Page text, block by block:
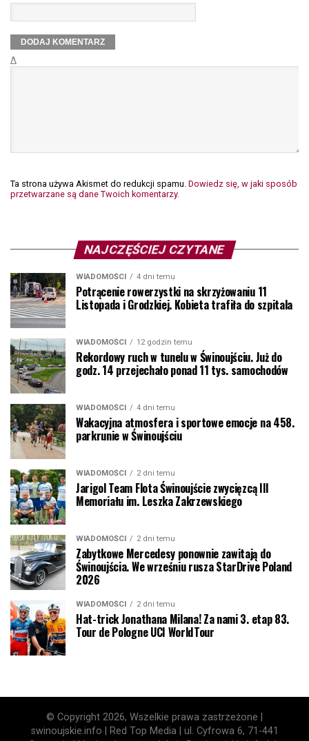
Δ
Ta strona używa Akismet do redukcji spamu. Dowiedz się, w jaki sposób
przetwarzane są dane Twoich komentarzy.
NAJCZĘŚCIEJ CZYTANE
WIADOMOŚCI 4 dni temu
Potrącenie rowerzystki na skrzyżowaniu 11
Listopada i Grodzkiej. Kobieta trafiła do szpitala
WIADOMOŚCI 12 godzin temu
Rekordowy ruch w tunelu w Świnoujściu. Już do
godz. 14 przejechało ponad 11 tys. samochodów
WIADOMOŚCI 4 dni temu
Wakacyjna atmosfera i sportowe emocje na 458.
parkrunie w Świnoujściu
WIADOMOŚCI 2 dni temu
Jarigol Team Flota Świnoujście zwycięzcą III
Memoriału im. Leszka Zakrzewskiego
WIADOMOŚCI 2 dni temu
Zabytkowe Mercedesy ponownie zawitają do
Świnoujścia. We wrześniu rusza StarDrive Poland
2026
WIADOMOŚCI 2 dni temu
Hat-trick Jonathana Milana! Za nami 3. etap 83.
Tour de Pologne UCI WorldTour
© Copyright 2026, Wszelkie prawa zastrzeżone |
swinoujskie.info | Red Top Media | ul. Cyfrowa 6, 71-441